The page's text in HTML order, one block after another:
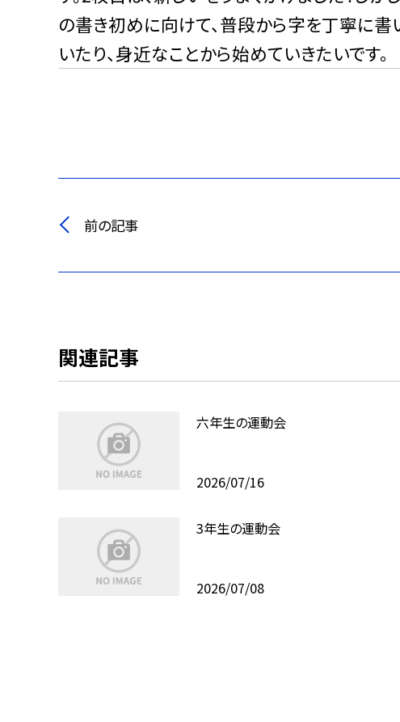
の書き初めに向けて、普段から字を丁寧に
いたり、身近なことから始めていきたいです。
前の記事
関連記事
六年生の運動会
2026/07/16
3年生の運動会
2026/07/08